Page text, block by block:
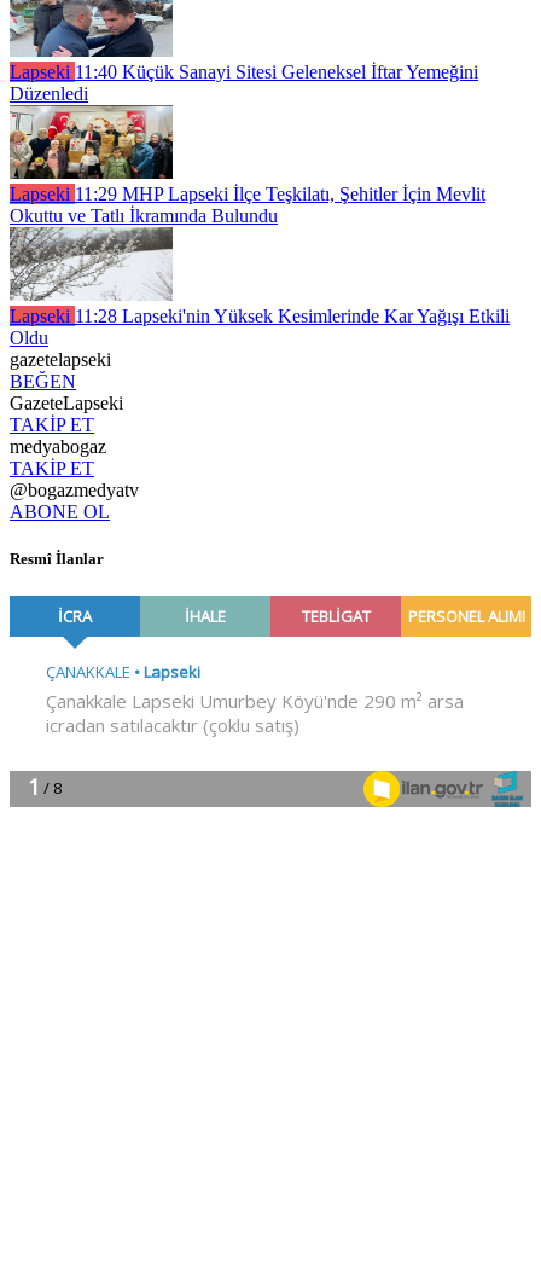
Lapseki 11:40 Küçük Sanayi Sitesi Geleneksel İftar Yemeğini
Düzenledi
Lapseki 11:29 MHP Lapseki İlçe Teşkilatı, Şehitler İçin Mevlit
Okuttu ve Tatlı İkramında Bulundu
Lapseki 11:28 Lapseki'nin Yüksek Kesimlerinde Kar Yağışı Etkili
Oldu
gazetelapseki
BEĞEN
GazeteLapseki
TAKİP ET
medyabogaz
TAKİP ET
@bogazmedyatv
ABONE OL
Resmî İlanlar